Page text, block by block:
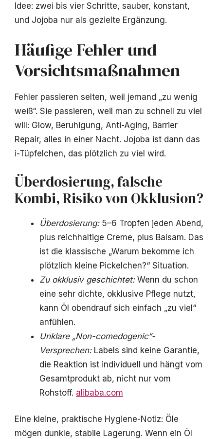
Idee: zwei bis vier Schritte, sauber, konstant,
und Jojoba nur als gezielte Ergänzung.
Häufige Fehler und
Vorsichtsmaßnahmen
Fehler passieren selten, weil jemand „zu wenig
weiß“. Sie passieren, weil man zu schnell zu viel
will: Glow, Beruhigung, Anti-Aging, Barrier
Repair, alles in einer Nacht. Jojoba ist dann das
i-Tüpfelchen, das plötzlich zu viel wird.
Überdosierung, falsche
Kombi, Risiko von Okklusion?
Überdosierung:5–6 Tropfen jeden Abend,
plus reichhaltige Creme, plus Balsam. Das
ist die klassische „Warum bekomme ich
plötzlich kleine Pickelchen?“ Situation.
Zu okklusiv geschichtet:Wenn du schon
eine sehr dichte, okklusive Pflege nutzt,
kann Öl obendrauf sich einfach „zu viel“
anfühlen.
Unklare „Non-comedogenic“-
Versprechen:Labels sind keine Garantie,
die Reaktion ist individuell und hängt vom
Gesamtprodukt ab, nicht nur vom
Rohstoff. alibaba.com
Eine kleine, praktische Hygiene-Notiz: Öle
mögen dunkle, stabile Lagerung. Wenn ein Öl